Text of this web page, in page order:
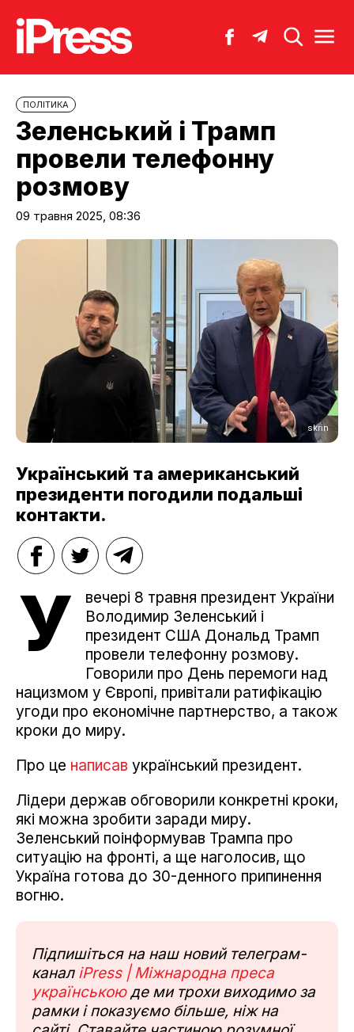
ПОЛІТИКА
Зеленський і Трамп
провели телефонну
розмову
09 травня 2025, 08:36
skrin
Український та американський
президенти погодили подальші
контакти.
У
вечері 8 травня президент України
Володимир Зеленський і
президент США Дональд Трамп
провели телефонну розмову.
Говорили про День перемоги над
нацизмом у Європі, привітали ратифікацію
угоди про економічне партнерство, а також
кроки до миру.
Про це написав український президент.
Лідери держав обговорили конкретні кроки,
які можна зробити заради миру.
Зеленський поінформував Трампа про
ситуацію на фронті, а ще наголосив, що
Україна готова до 30-денного припинення
вогню.
Підпишіться на наш новий телеграм-
канал iPress | Міжнародна преса
українськоюде ми трохи виходимо за
рамки і показуємо більше, ніж на